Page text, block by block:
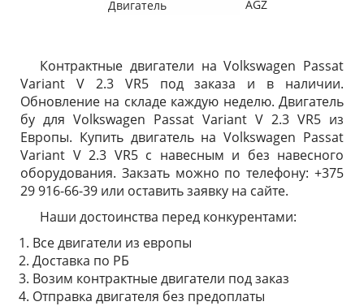
Двигатель
AGZ
Контрактные двигатели на Volkswagen Passat
Variant V 2.3 VR5 под заказа и в наличии.
Обновление на складе каждую неделю. Двигатель
бу для Volkswagen Passat Variant V 2.3 VR5 из
Европы. Купить двигатель на Volkswagen Passat
Variant V 2.3 VR5 с навесным и без навесного
оборудования. Закзать можно по телефону: +375
29 916-66-39 или оставить заявку на сайте.
Наши достоинства перед конкурентами:
Все двигатели из европы
Доставка по РБ
Возим контрактные двигатели под заказ
Отправка двигателя без предоплаты